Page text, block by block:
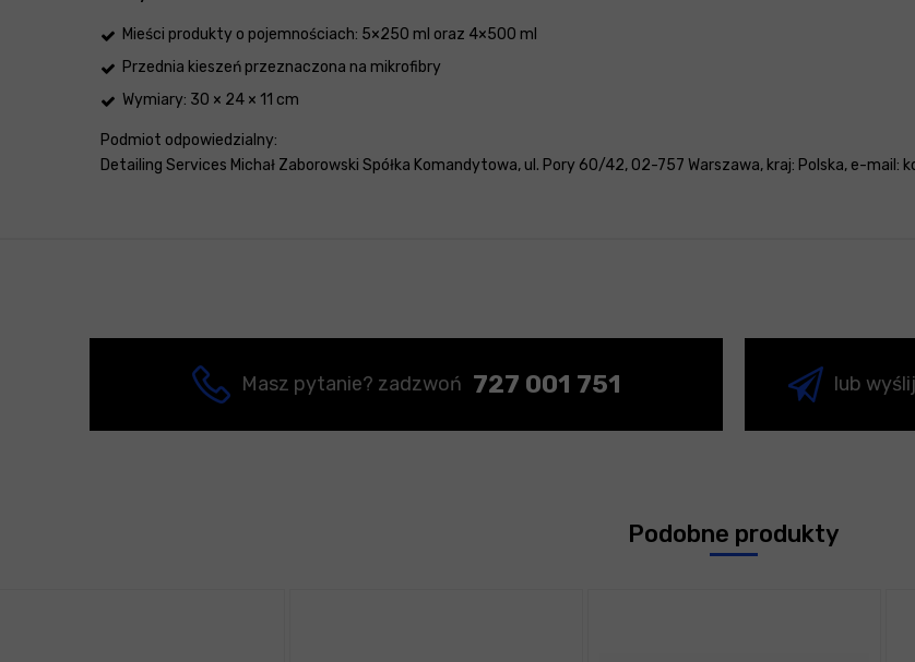
Mieści produkty o pojemnościach: 5×250 ml oraz 4×500 ml
Przednia kieszeń przeznaczona na mikrofibry
Wymiary: 30 × 24 × 11 cm
Podmiot odpowiedzialny:
Detailing Services Michał Zaborowski Spółka Komandytowa, ul. Pory 60/42, 02-757 Warszawa, kraj: Polska, e-mail:
Masz pytanie? zadzwoń 727 001 751 lub
Podobne produkty